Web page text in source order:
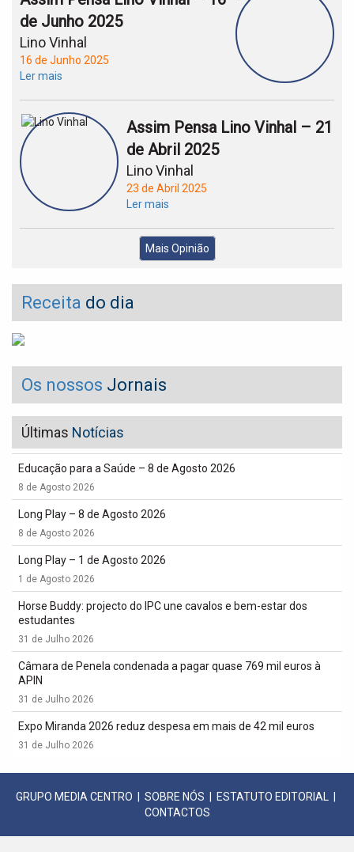
de Junho 2025
Lino Vinhal
16 de Junho 2025
Ler mais
Assim Pensa Lino Vinhal – 21
de Abril 2025
Lino Vinhal
23 de Abril 2025
Ler mais
Mais Opinião
Receita do dia
Os nossos Jornais
Últimas Notícias
Educação para a Saúde – 8 de Agosto 2026
8 de Agosto 2026
Long Play – 8 de Agosto 2026
8 de Agosto 2026
Long Play – 1 de Agosto 2026
1 de Agosto 2026
Horse Buddy: projecto do IPC une cavalos e bem-estar dos
estudantes
31 de Julho 2026
Câmara de Penela condenada a pagar quase 769 mil euros à
APIN
31 de Julho 2026
Expo Miranda 2026 reduz despesa em mais de 42 mil euros
31 de Julho 2026
GRUPO MEDIA CENTRO SOBRE NÓS ESTATUTO EDITORIAL
CONTACTOS